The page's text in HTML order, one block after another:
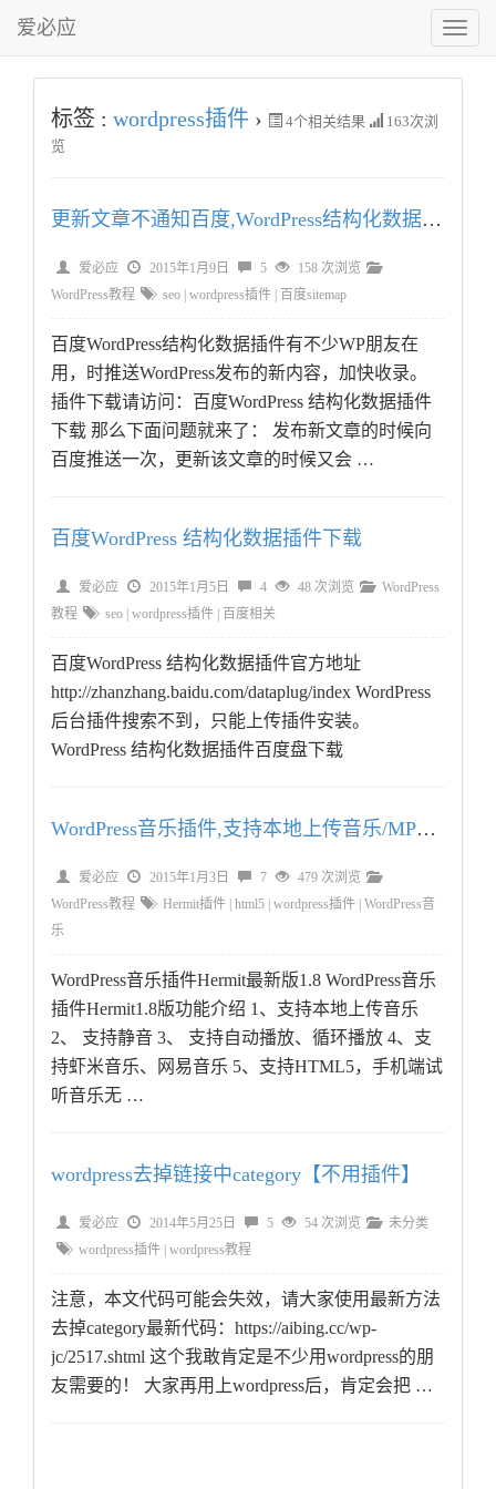
切
换
菜
爱必应
标签 : wordpress插件 › 4个相关结果
163次浏
览
更新文章不通知百度,WordPress结构化数据插件增强版
爱必应 2015年1月9日 5
158 次浏览
WordPress教程
seo wordpress插件 百度sitemap
百度WordPress结构化数据插件有不少WP朋友在
用，时推送WordPress发布的新内容，加快收录。
插件下载请访问：百度WordPress 结构化数据插件
下载 那么下面问题就来了： 发布新文章的时候向
百度推送一次，更新该文章的时候又会 …
百度WordPress 结构化数据插件下载
爱必应 2015年1月5日 4 48 次浏览
WordPress
教程
seo wordpress插件 百度相关
百度WordPress 结构化数据插件官方地址
http://zhanzhang.baidu.com/dataplug/index WordPress
后台插件搜索不到，只能上传插件安装。
WordPress 结构化数据插件百度盘下载
WordPress音乐插件,支持本地上传音乐/MP3外链,手机播放
爱必应 2015年1月3日 7
479 次浏览
WordPress教程
Hermit插件 html5 wordpress插件 WordPress音
乐
WordPress音乐插件Hermit最新版1.8 WordPress音乐
插件Hermit1.8版功能介绍 1、支持本地上传音乐
2、 支持静音 3、 支持自动播放、循环播放 4、支
持虾米音乐、网易音乐 5、支持HTML5，手机端试
听音乐无 …
wordpress去掉链接中category【不用插件】
爱必应 2014年5月25日 5 54 次浏览
未分类
wordpress插件 wordpress教程
注意，本文代码可能会失效，请大家使用最新方法
去掉category最新代码：https://aibing.cc/wp-
jc/2517.shtml 这个我敢肯定是不少用wordpress的朋
友需要的！ 大家再用上wordpress后，肯定会把 …